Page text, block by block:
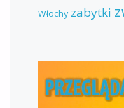
Włochy zabytki